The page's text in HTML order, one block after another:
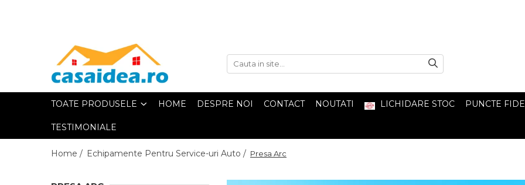
Adeziv Instant & Super Glue
Adeziv Bicomponent &
TOATE PRODUSELE HOME DESPRE NOI CONTACT NOUTATI LICHIDARE STOC PUNCTE
TESTIMONIALE
Home / Echipamente Pentru Service-uri Auto / Presa Arc